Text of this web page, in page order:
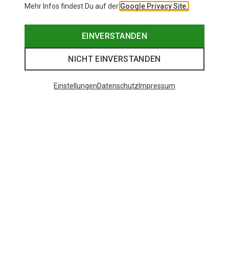
Mehr Infos findest Du auf der Google Privacy Site.
EINVERSTANDEN
NICHT EINVERSTANDEN
EinstellungenDatenschutz Impressum